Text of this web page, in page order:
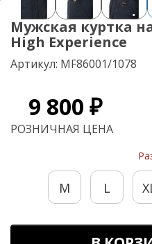
Мужская куртка
High Experience
Артикул: MF86001/1078
9 800 ₽
РОЗНИЧНАЯ ЦЕНА
M L